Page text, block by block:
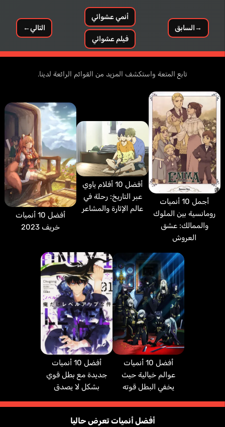
→السابق
أنمي عشوائي
فيلم عشوائي
التالي←
تابع المتعة واستكشف المزيد من القوائم الرائعة لدينا.
أجمل 10 أنميات
رومانسية بين الملوك
والممالك: عشق
العروش
أفضل 10 أفلام ياوي
عبر التاريخ: رحلة في
عالم الإثارة والمشاعر
أفضل 10 أنميات
خريف 2023
أفضل 10 أنميات
عوالم خيالية حيث
يخفي البطل قوته
أفضل 10 أنميات
جديدة مع بطل قوي
بشكل لا يصدق
أفضل أنميات تعرض حاليا